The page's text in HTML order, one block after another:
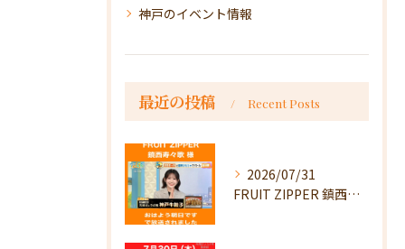
神戸のイベント情報
最近の投稿 Recent Posts
2026/07/31
FRUIT ZIPPER 鎮西寿々歌様が！